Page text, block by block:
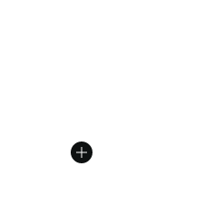
Preis ist von € 169,99 auf €